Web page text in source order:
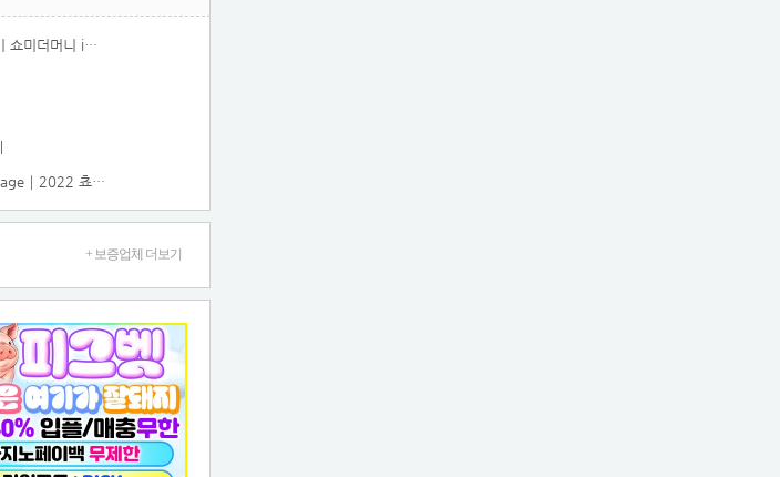
양홍원(영비) 쇼미 예선전 모아보기 쇼미더머니 in 양홍원
Best of Chovy 2022 LCK Montage｜2022 쵸비 LCK 매드무비
+ 보증업체 더보기